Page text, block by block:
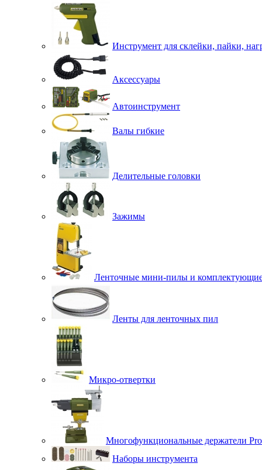
Инструмент для склейки, пайки,
Аксессуары
Автоинструмент
Валы гибкие
Делительные головки
Зажимы
Ленточные мини-пилы и
Ленты для ленточных пил
Микро-отвертки
Многофункциональные держатели
Наборы инструмента